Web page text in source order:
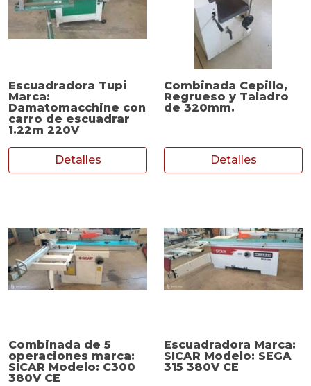
Escuadradora Tupi
Marca:
Damatomacchine con
carro de escuadrar
1.22m 220V
Detalles
Combinada Cepillo,
Regrueso y Taladro
de 320mm.
Detalles
Combinada de 5
operaciones marca:
SICAR Modelo: C300
380V CE
Escuadradora Marca:
SICAR Modelo: SEGA
315 380V CE